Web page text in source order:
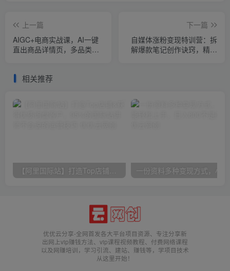
上一篇
AIGC+电商实战课，AI一键
直出商品详情页，多品类全
下一篇
自媒体涨粉变现特训营：拆
解爆款笔记创作诀窍，精通
相关推荐
【阿里国际站】打造Top店铺&获得优质询盘客户，​95%的国际站讲师不会说的运营技巧
优优云分享-全网首发各大平台项目资源、专注分享新
出网上vip赚钱方法、vip课程视频教程、付费网络课程
以及网赚培训，学习引流、建站、赚钱等，学项目技术
从这里开始！